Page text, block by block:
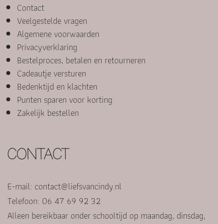
Contact
Veelgestelde vragen
Algemene voorwaarden
Privacyverklaring
Bestelproces, betalen en retourneren
Cadeautje versturen
Bedenktijd en klachten
Punten sparen voor korting
Zakelijk bestellen
CONTACT
E-mail: contact@liefsvancindy.nl
Telefoon: 06 47 69 92 32
Alleen bereikbaar onder schooltijd op maandag, dinsdag,